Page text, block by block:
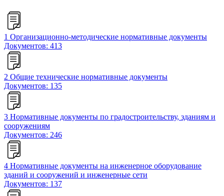
1 Организационно-методические нормативные документы
Документов: 413
2 Общие технические нормативные документы
Документов: 135
3 Нормативные документы по градостроительству, зданиям и
сооружениям
Документов: 246
4 Нормативные документы на инженерное оборудование
зданий и сооружений и инженерные сети
Документов: 137